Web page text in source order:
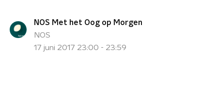
NOS Met het Oog op Morgen
NOS
17 juni 2017 23:00 - 23:59